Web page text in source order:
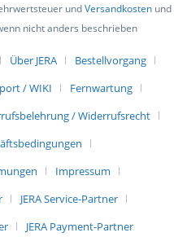
undVersandkostenund
nicht anders beschrieben
Über JERA
Bestellvorgang
/ WIKI
Fernwartung
/ Widerrufsrecht
Impressum
JERA Service-Partner
JERA Payment-Partner